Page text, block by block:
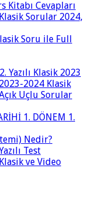
Kitabı Cevapları
Klasik Sorular 2024,
Soru ile Full
Yazılı Klasik 2023
2023-2024 Klasik
Açık Uçlu Sorular
1. DÖNEM 1.
Nedir?
Test
ve Video